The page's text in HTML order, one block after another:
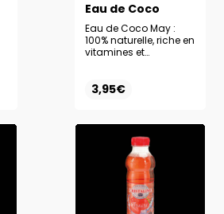
Eau de Coco
Eau de Coco May :
100% naturelle, riche en
vitamines et
3,95€